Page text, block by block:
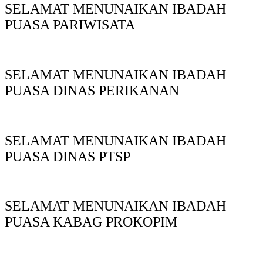
SELAMAT MENUNAIKAN IBADAH
PUASA PARIWISATA
SELAMAT MENUNAIKAN IBADAH
PUASA DINAS PERIKANAN
SELAMAT MENUNAIKAN IBADAH
PUASA DINAS PTSP
SELAMAT MENUNAIKAN IBADAH
PUASA KABAG PROKOPIM